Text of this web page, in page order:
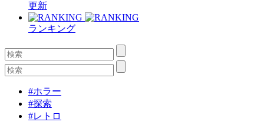
更新
ランキング
#ホラー
#探索
#レトロ